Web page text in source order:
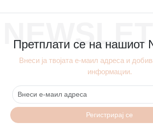
Претплати се на нашиот
Внеси ја твојата е-маил адреса и
информации.
Регистрирај се